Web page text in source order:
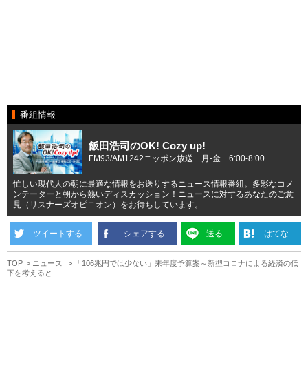
番組情報
飯田浩司のOK! Cozy up!
FM93/AM1242ニッポン放送 月-金 6:00-8:00
忙しい現代人の朝に最適な情報をお送りするニュース情報番組。多彩なコメ
ンテーターと朝から熱いディスカッション！ニュースに対するあなたのご意
見（リスナーズオピニオン）をお待ちしています。
ツイートする シェアする 送る はてな
TOP ニュース
「106兆円では少ない」来年度予算案～新型コロナによる経済の低
下を考えると